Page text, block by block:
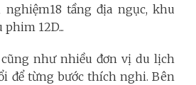
tầng địa ngục, khu
12D...
cũng như nhiều đơn vị du lịch
để từng bước thích nghi. Bên